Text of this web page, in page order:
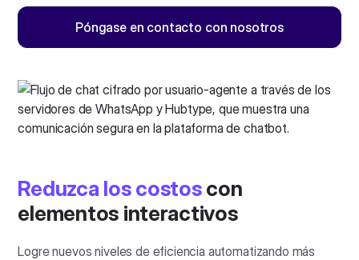
Póngase en contacto con nosotros
Reduzca los costoscon
elementos interactivos
Logre nuevos niveles de eficiencia automatizando más